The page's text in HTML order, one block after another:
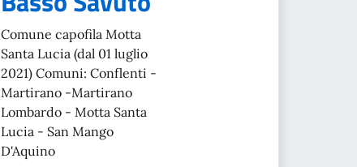
Comune capofila Motta
Santa Lucia (dal 01 luglio
2021) Comuni: Conflenti -
Martirano -Martirano
Lombardo - Motta Santa
Lucia - San Mango
D'Aquino